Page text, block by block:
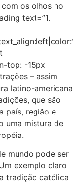
os olhos no
text=”1.
top: -15px
– assim
latino-americana
que são
país, região e
uma mistura de
mundo pode ser
exemplo claro
tradição católica